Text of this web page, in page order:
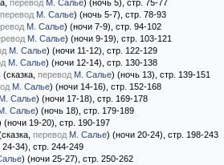
перевод М. Салье) (ночь 5), стр. 75-77
перевод М. Салье) (ночь 5-7), стр. 78-93
М. Салье) (ночи 7-9), стр. 94-102
М. Салье) (ночи 9-19), стр. 103-121
М. Салье) (ночи 11-12), стр. 122-129
М. Салье) (ночи 12-14), стр. 130-138
(сказка, перевод М. Салье) (ночь 13), стр. 139-151
М. Салье) (ночи 14-16), стр. 152-168
М. Салье) (ночи 17-18), стр. 169-178
Салье) (ночь 18), стр. 179-189
(ночи 19-20), стр. 190-197
перевод М. Салье) (ночи 20-24), стр. 198-243
24-34), стр. 244-249
) (ночи 25-27), стр. 250-262